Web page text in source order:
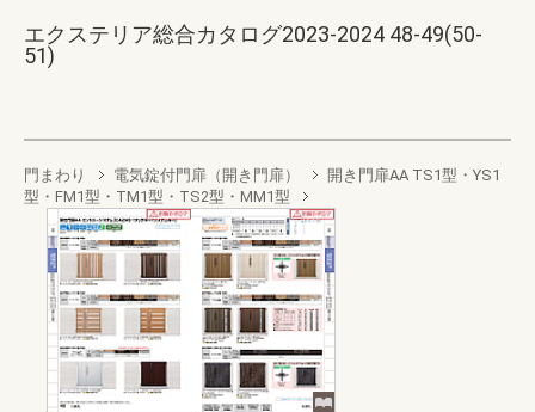
エクステリア総合カタログ2023-2024 48-49(50-
51)
門まわり 電気錠付門扉（開き門扉）
開き門扉AA TS1型・YS1
型・FM1型・TM1型・TS2型・MM1型